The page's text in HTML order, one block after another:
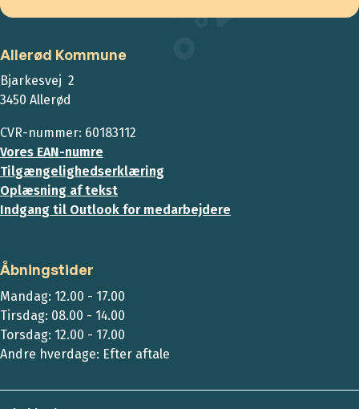
Allerød Kommune
Bjarkesvej 2
3450 Allerød
CVR-nummer: 60183112
Vores EAN-numre
Tilgængelighedserklæring
Oplæsning af tekst
Indgang til Outlook for medarbejdere
Åbningstider
Mandag: 12.00 - 17.00
Tirsdag: 08.00 - 14.00
Torsdag: 12.00 - 17.00
Andre hverdage: Efter aftale